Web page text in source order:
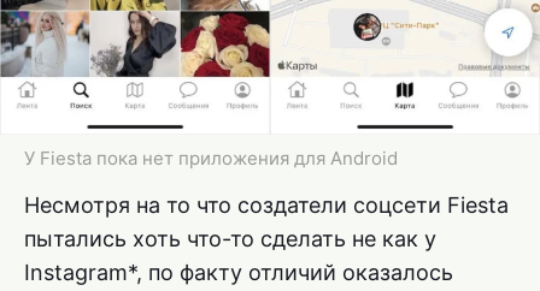
У Fiesta пока нет приложения для Android
Несмотря на то что создатели соцсети Fiesta
пытались хоть что-то сделать не как у
Instagram*, по факту отличий оказалось